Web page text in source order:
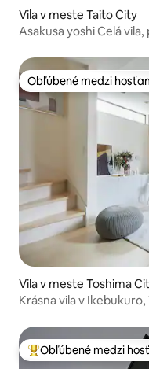
Vila v meste Taito City
Asakusa yoshi Celá
Obľúbené medzi
Obľúbené medzi
Vila v meste Toshima
Krásna vila v
Najobľúbenejšie medzi
Obľúbené medzi